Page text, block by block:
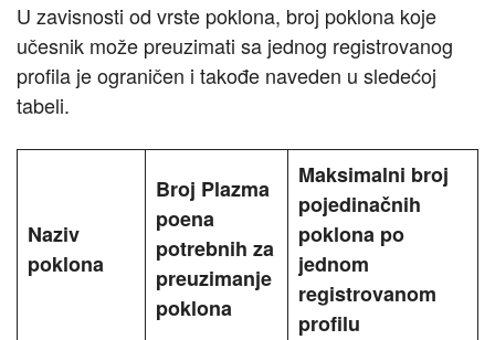
U zavisnosti od vrste poklona, broj poklona koje
učesnik može preuzimati sa jednog registrovanog
profila je ograničen i takođe naveden u sledećoj
tabeli.
Naziv
poklona
Broj Plazma
poena
potrebnih za
preuzimanje
poklona
Maksimalni broj
pojedinačnih
poklona po
jednom
registrovanom
profilu